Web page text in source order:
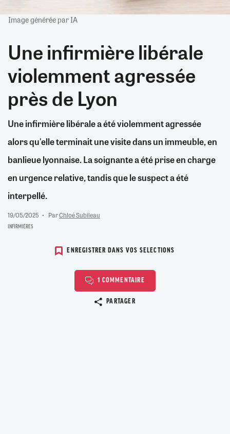
Image générée par IA
Une infirmière libérale
violemment agressée
près de Lyon
Une infirmière libérale a été violemment agressée
alors qu'elle terminait une visite dans un immeuble, en
banlieue lyonnaise. La soignante a été prise en charge
en urgence relative, tandis que le suspect a été
interpellé.
19/05/2025 ParChloé Subileau
INFIRMIÈRES
ENREGISTRER DANS VOS SELECTIONS
1 COMMENTAIRE
PARTAGER